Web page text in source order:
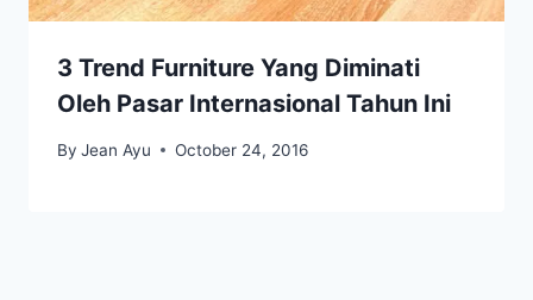
3 Trend Furniture Yang Diminati
Oleh Pasar Internasional Tahun Ini
By Jean Ayu October 24, 2016